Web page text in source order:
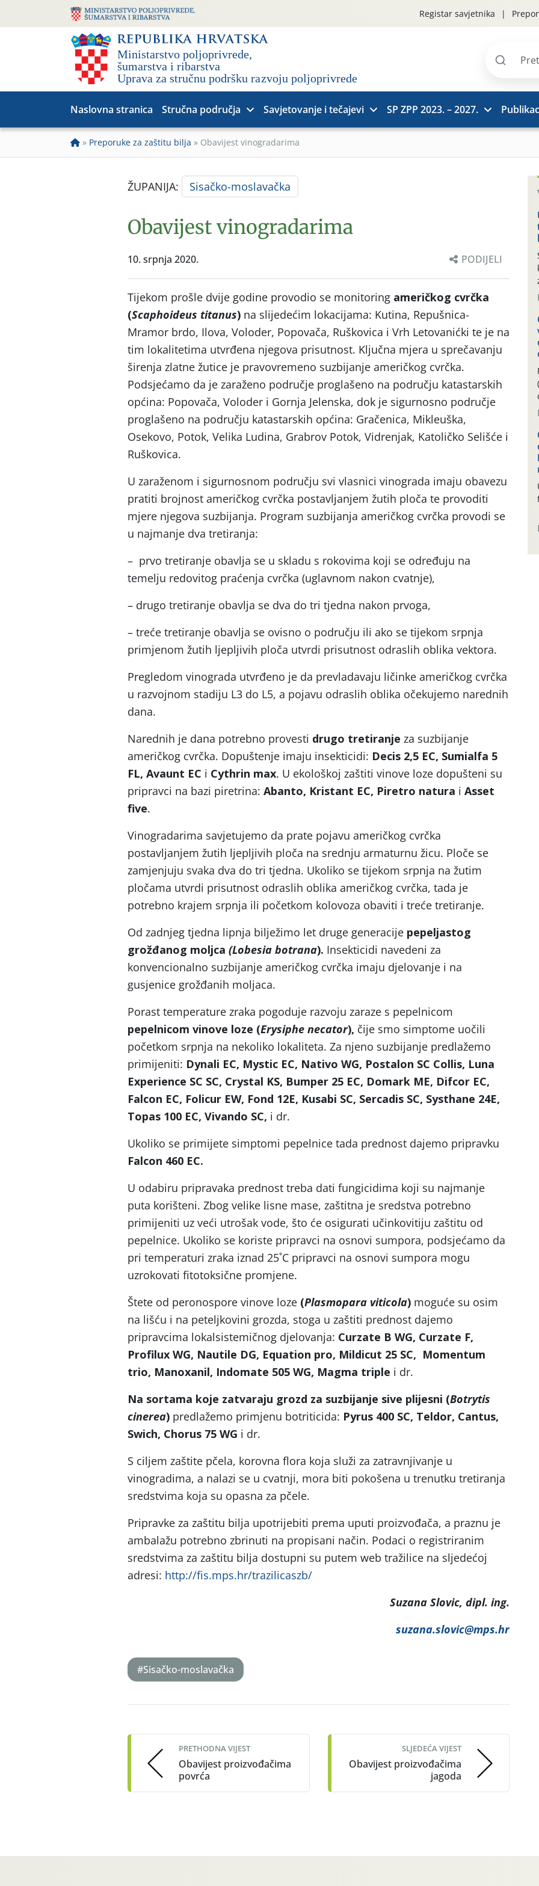
Registar savjetnika
Pretraži
Naslovna stranica Stručna područja Savjetovanje i tečajevi SP ZPP 2023. – 2027.
» Preporuke za zaštitu bilja » Obavijest vinogradarima
ŽUPANIJA: Sisačko-moslavačka
Obavijest vinogradarima
10. srpnja 2020. PODIJELI
Tijekom prošle dvije godine provodio se monitoring američkog cvrčka
(Scaphoideus titanus) na slijedećim lokacijama: Kutina, Repušnica-
Mramor brdo, Ilova, Voloder, Popovača, Ruškovica i Vrh Letovanićki te je na
tim lokalitetima utvrđena njegova prisutnost. Ključna mjera u sprečavanju
širenja zlatne žutice je pravovremeno suzbijanje američkog cvrčka.
Podsjećamo da je zaraženo područje proglašeno na području katastarskih
općina: Popovača, Voloder i Gornja Jelenska, dok je sigurnosno područje
proglašeno na području katastarskih općina: Gračenica, Mikleuška,
Osekovo, Potok, Velika Ludina, Grabrov Potok, Vidrenjak, Katoličko Selišće i
Ruškovica.
U zaraženom i sigurnosnom području svi vlasnici vinograda imaju obavezu
pratiti brojnost američkog cvrčka postavljanjem žutih ploča te provoditi
mjere njegova suzbijanja. Program suzbijanja američkog cvrčka provodi se
u najmanje dva tretiranja:
– prvo tretiranje obavlja se u skladu s rokovima koji se određuju na
temelju redovitog praćenja cvrčka (uglavnom nakon cvatnje),
– drugo tretiranje obavlja se dva do tri tjedna nakon prvoga,
– treće tretiranje obavlja se ovisno o području ili ako se tijekom srpnja
primjenom žutih ljepljivih ploča utvrdi prisutnost odraslih oblika vektora.
Pregledom vinograda utvrđeno je da prevladavaju ličinke američkog cvrčka
u razvojnom stadiju L3 do L5, a pojavu odraslih oblika očekujemo narednih
dana.
Narednih je dana potrebno provesti drugo tretiranje za suzbijanje
američkog cvrčka. Dopuštenje imaju insekticidi: Decis 2,5 EC, Sumialfa 5
FL, Avaunt EC i Cythrin max. U ekološkoj zaštiti vinove loze dopušteni su
pripravci na bazi piretrina: Abanto, Kristant EC, Piretro natura i Asset
five.
Vinogradarima savjetujemo da prate pojavu američkog cvrčka
postavljanjem žutih ljepljivih ploča na srednju armaturnu žicu. Ploče se
zamjenjuju svaka dva do tri tjedna. Ukoliko se tijekom srpnja na žutim
pločama utvrdi prisutnost odraslih oblika američkog cvrčka, tada je
potrebno krajem srpnja ili početkom kolovoza obaviti i treće tretiranje.
Od zadnjeg tjedna lipnja bilježimo let druge generacije pepeljastog
grožđanog moljca (Lobesia botrana). Insekticidi navedeni za
konvencionalno suzbijanje američkog cvrčka imaju djelovanje i na
gusjenice grožđanih moljaca.
Porast temperature zraka pogoduje razvoju zaraze s pepelnicom
pepelnicom vinove loze (Erysiphe necator), čije smo simptome uočili
početkom srpnja na nekoliko lokaliteta. Za njeno suzbijanje predlažemo
primijeniti: Dynali EC, Mystic EC, Nativo WG, Postalon SC Collis, Luna
Experience SC SC, Crystal KS, Bumper 25 EC, Domark ME, Difcor EC,
Falcon EC, Folicur EW, Fond 12E, Kusabi SC, Sercadis SC, Systhane 24E,
Topas 100 EC, Vivando SC, i dr.
Ukoliko se primijete simptomi pepelnice tada prednost dajemo pripravku
Falcon 460 EC.
U odabiru pripravaka prednost treba dati fungicidima koji su najmanje
puta korišteni. Zbog velike lisne mase, zaštitna je sredstva potrebno
primijeniti uz veći utrošak vode, što će osigurati učinkovitiju zaštitu od
pepelnice. Ukoliko se koriste pripravci na osnovi sumpora, podsjećamo da
pri temperaturi zraka iznad 25˚C pripravci na osnovi sumpora mogu
uzrokovati fitotoksične promjene.
Štete od peronospore vinove loze (Plasmopara viticola) moguće su osim
na lišću i na peteljkovini grozda, stoga u zaštiti prednost dajemo
pripravcima lokalsistemičnog djelovanja: Curzate B WG, Curzate F,
Profilux WG, Nautile DG, Equation pro, Mildicut 25 SC, Momentum
trio, Manoxanil, Indomate 505 WG, Magma triple i dr.
Na sortama koje zatvaraju grozd za suzbijanje sive plijesni (Botrytis
cinerea) predlažemo primjenu botriticida: Pyrus 400 SC, Teldor, Cantus,
Swich, Chorus 75 WG i dr.
S ciljem zaštite pčela, korovna flora koja služi za zatravnjivanje u
vinogradima, a nalazi se u cvatnji, mora biti pokošena u trenutku tretiranja
sredstvima koja su opasna za pčele.
Pripravke za zaštitu bilja upotrijebiti prema uputi proizvođača, a praznu je
ambalažu potrebno zbrinuti na propisani način. Podaci o registriranim
sredstvima za zaštitu bilja dostupni su putem web tražilice na sljedećoj
adresi: http://fis.mps.hr/trazilicaszb/
Suzana Slovic, dipl. ing.
suzana.slovic@mps.hr
#Sisačko-moslavačka
navigation
PRETHODNA VIJEST
Obavijest proizvođačima
povrća
SLJEDEĆA VIJEST
Obavijest proizvođačima
jagoda